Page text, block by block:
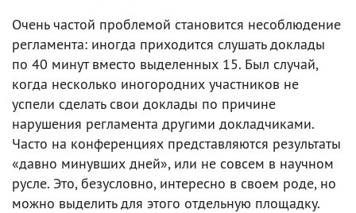
Очень частой проблемой становится несоблюдение
регламента: иногда приходится слушать доклады
по 40 минут вместо выделенных 15. Был случай,
когда несколько иногородних участников не
успели сделать свои доклады по причине
нарушения регламента другими докладчиками.
Часто на конференциях представляются результаты
«давно минувших дней», или не совсем в научном
русле. Это, безусловно, интересно в своем роде, но
можно выделить для этого отдельную площадку.